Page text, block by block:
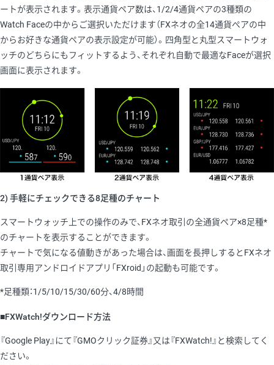
ートが表示されます。表示通貨ペア数は、1/2/4通貨ペアの3種類の
Watch Faceの中からご選択いただけます（FXネオの全14通貨ぺアの中
からお好きな通貨ペアの表示設定が可能）。四角型と丸型スマートウォ
ッチのどちらにもフィットするよう、それぞれ自動で最適なFaceが選択
画面に表示されます。
2) 手軽にチェックできる8足種のチャート
スマートウォッチ上での操作のみで、FXネオ取引の全通貨ペア×8足種*
のチャートを表示することができます。
チャートで気になる値動きがあった場合は、画面を長押しするとFXネオ
取引専用アンドロイドアプリ「FXroid」の起動も可能です。
*足種類：1/5/10/15/30/60分、4/8時間
■FXWatch!ダウンロード方法
『Google Play』にて『GMOクリック証券』又は『FXWatch!』と検索してく
ださい。